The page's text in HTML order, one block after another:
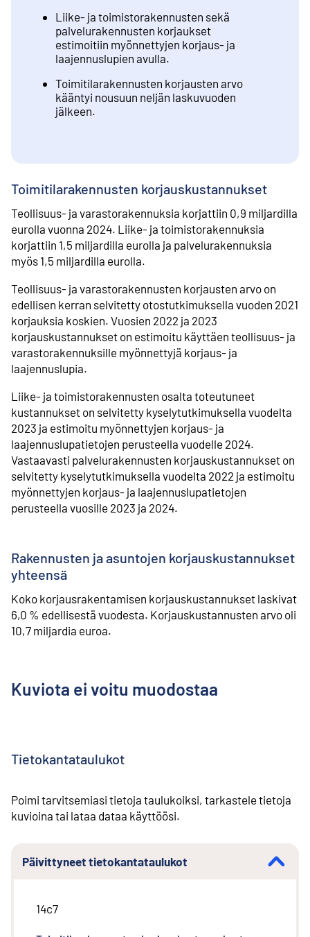
Liike- ja toimistorakennusten sekä
palvelurakennusten korjaukset
estimoitiin myönnettyjen korjaus- ja
laajennuslupien avulla.
Toimitilarakennusten korjausten arvo
kääntyi nousuun neljän laskuvuoden
jälkeen.
Toimitilarakennusten korjauskustannukset
Teollisuus- ja varastorakennuksia korjattiin 0,9 miljardilla
eurolla vuonna 2024. Liike- ja toimistorakennuksia
korjattiin 1,5 miljardilla eurolla ja palvelurakennuksia
myös 1,5 miljardilla eurolla.
Teollisuus- ja varastorakennusten korjausten arvo on
edellisen kerran selvitetty otostutkimuksella vuoden 2021
korjauksia koskien. Vuosien 2022 ja 2023
korjauskustannukset on estimoitu käyttäen teollisuus- ja
varastorakennuksille myönnettyjä korjaus- ja
laajennuslupia.
Liike- ja toimistorakennusten osalta toteutuneet
kustannukset on selvitetty kyselytutkimuksella vuodelta
2023 ja estimoitu myönnettyjen korjaus- ja
laajennuslupatietojen perusteella vuodelle 2024.
Vastaavasti palvelurakennusten korjauskustannukset on
selvitetty kyselytutkimuksella vuodelta 2022 ja estimoitu
myönnettyjen korjaus- ja laajennuslupatietojen
perusteella vuosille 2023 ja 2024.
Rakennusten ja asuntojen korjauskustannukset
yhteensä
Koko korjausrakentamisen korjauskustannukset laskivat
6,0 % edellisestä vuodesta. Korjauskustannusten arvo oli
10,7 miljardia euroa.
Kuviota ei voitu muodostaa
Tietokantataulukot
Poimi tarvitsemiasi tietoja taulukoiksi, tarkastele tietoja
kuvioina tai lataa dataa käyttöösi.
Päivittyneet tietokantataulukot
14c7